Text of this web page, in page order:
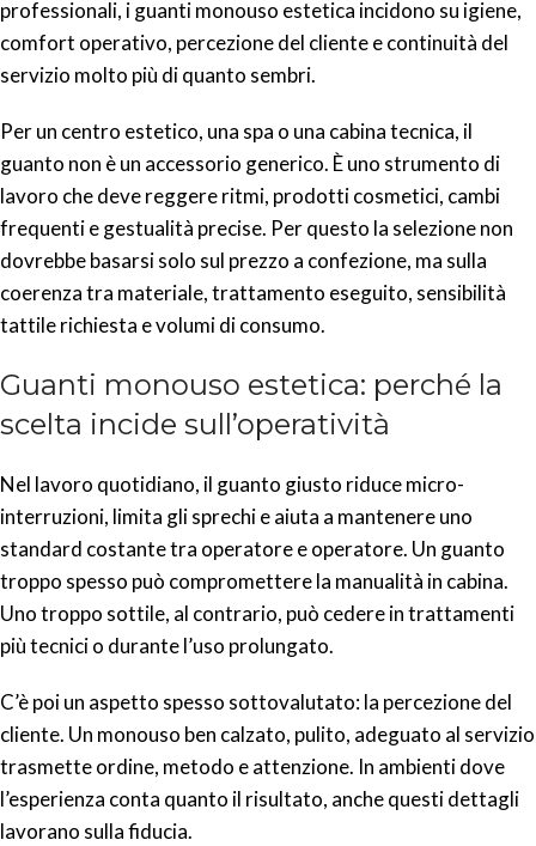
professionali, i guanti monouso estetica incidono su igiene,
comfort operativo, percezione del cliente e continuità del
servizio molto più di quanto sembri.
Per un centro estetico, una spa o una cabina tecnica, il
guanto non è un accessorio generico. È uno strumento di
lavoro che deve reggere ritmi, prodotti cosmetici, cambi
frequenti e gestualità precise. Per questo la selezione non
dovrebbe basarsi solo sul prezzo a confezione, ma sulla
coerenza tra materiale, trattamento eseguito, sensibilità
tattile richiesta e volumi di consumo.
Guanti monouso estetica: perché la
scelta incide sull’operatività
Nel lavoro quotidiano, il guanto giusto riduce micro-
interruzioni, limita gli sprechi e aiuta a mantenere uno
standard costante tra operatore e operatore. Un guanto
troppo spesso può compromettere la manualità in cabina.
Uno troppo sottile, al contrario, può cedere in trattamenti
più tecnici o durante l’uso prolungato.
C’è poi un aspetto spesso sottovalutato: la percezione del
cliente. Un monouso ben calzato, pulito, adeguato al servizio
trasmette ordine, metodo e attenzione. In ambienti dove
l’esperienza conta quanto il risultato, anche questi dettagli
lavorano sulla fiducia.